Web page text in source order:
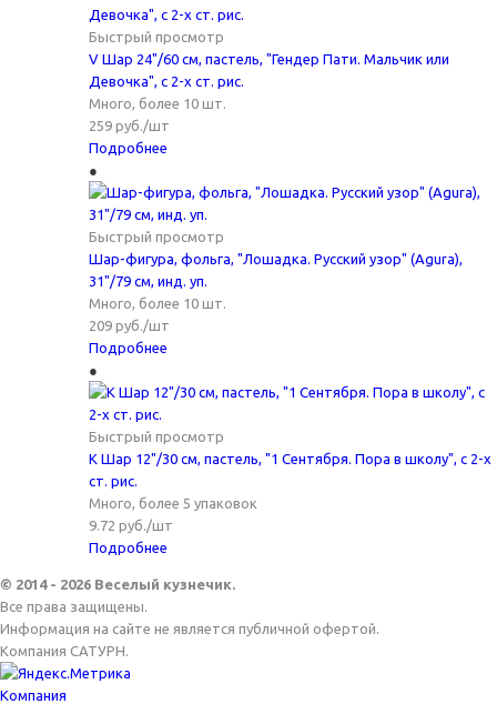
Быстрый просмотр
V Шар 24"/60 см, пастель, "Гендер Пати. Мальчик или
Девочка", с 2-х ст. рис.
Много, более 10 шт.
259 руб./шт
Подробнее
Быстрый просмотр
Шар-фигура, фольга, "Лошадка. Русский узор" (Agura),
31"/79 см, инд. уп.
Много, более 10 шт.
209 руб./шт
Подробнее
Быстрый просмотр
K Шар 12"/30 см, пастель, "1 Сентября. Пора в школу", с 2-х
ст. рис.
Много, более 5 упаковок
9.72 руб./шт
Подробнее
© 2014 - 2026 Веселый кузнечик.
Все права защищены.
Информация на сайте не является публичной офертой.
Компания САТУРН.
Компания